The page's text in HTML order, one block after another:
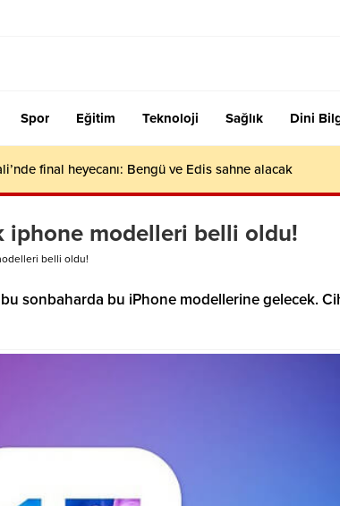
Spor Eğitim Teknoloji Sağlık Dini
final heyecanı: Bengü ve Edis sahne alacak
iphone modelleri belli oldu!
belli oldu!
sonbaharda bu iPhone modellerine gelecek.